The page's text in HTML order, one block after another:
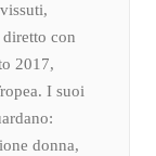
con
2017,
I suoi
donna,